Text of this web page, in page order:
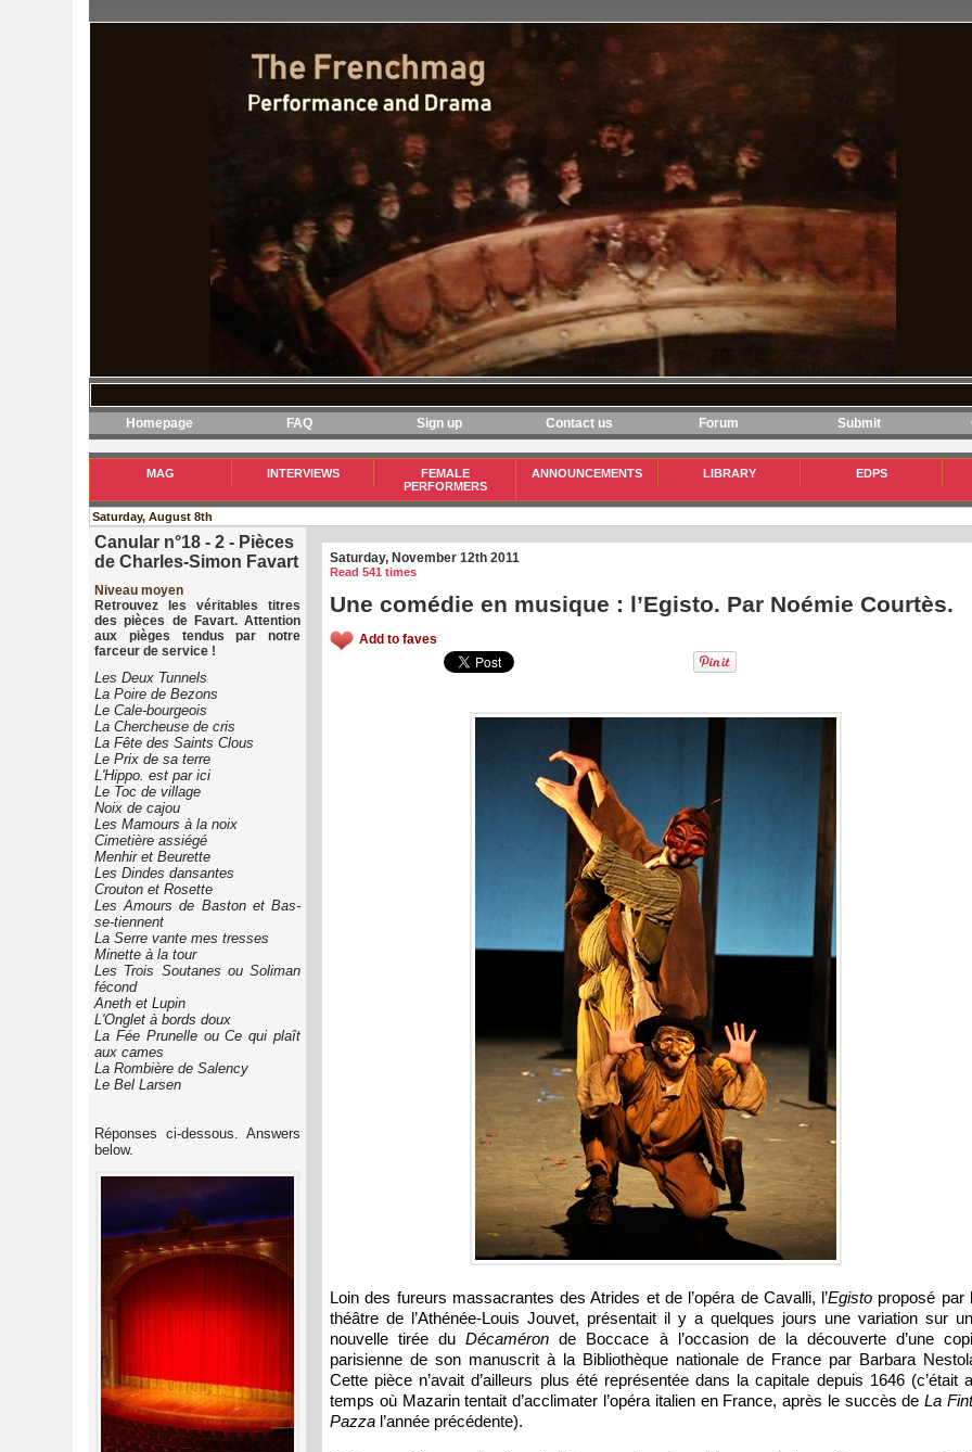
Homepage FAQ Sign up Contact us Forum Submit
MAG INTERVIEWS
FEMALE
PERFORMERS
ANNOUNCEMENTS LIBRARY EDPS
Saturday, August 8th
Canular n°18 - 2 - Pièces
de Charles-Simon Favart
Niveau moyen
Retrouvez les véritables titres
des pièces de Favart. Attention
aux pièges tendus par notre
farceur de service !
Les Deux Tunnels
La Poire de Bezons
Le Cale-bourgeois
La Chercheuse de cris
La Fête des Saints Clous
Le Prix de sa terre
L'Hippo. est par ici
Le Toc de village
Noix de cajou
Les Mamours à la noix
Cimetière assiégé
Menhir et Beurette
Les Dindes dansantes
Crouton et Rosette
Les Amours de Baston et Bas-
se-tiennent
La Serre vante mes tresses
Minette à la tour
Les Trois Soutanes ou Soliman
fécond
Aneth et Lupin
L'Onglet à bords doux
La Fée Prunelle ou Ce qui plaît
aux cames
La Rombière de Salency
Le Bel Larsen
Réponses ci-dessous. Answers
below.
Saturday, November 12th 2011
Read 541 times
Une comédie en musique : l’Egisto. Par Noémie Courtès.
Add to faves
Loin des fureurs massacrantes des Atrides et de l’opéra de Cavalli, l’Egisto proposé par
théâtre de l’Athénée-Louis Jouvet, présentait il y a quelques jours une variation sur
nouvelle tirée duDécaméronde Boccace à l’occasion de la découverte d’une
parisienne de son manuscrit à la Bibliothèque nationale de France par Barbara
Cette pièce n’avait d’ailleurs plus été représentée dans la capitale depuis 1646 (c’était
temps où Mazarin tentait d’acclimater l’opéra italien en France, après le succès deLa
Pazza l’année précédente).